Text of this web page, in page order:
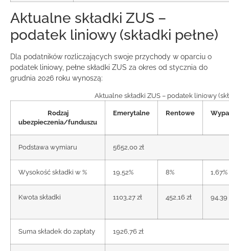
Aktualne składki ZUS –
podatek liniowy (składki pełne)
Dla podatników rozliczających swoje przychody w oparciu o
podatek liniowy, pełne składki ZUS za okres od stycznia do
grudnia 2026 roku wynoszą:
Aktualne składki ZUS – podatek liniowy
Rodzaj
ubezpieczenia/funduszu
Emerytalne Rentowe
Podstawa wymiaru 5652,00 zł
Wysokość składki w % 19,52% 8% 1,67%
Kwota składki 1103,27 zł 452,16 zł 94,39
Suma składek do zapłaty 1926,76 zł